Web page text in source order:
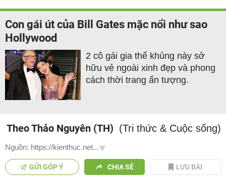
Con gái út của Bill Gates mặc nổi như sao
Hollywood
2 cô gái gia thế khủng này sở
hữu vẻ ngoài xinh đẹp và phong
cách thời trang ấn tượng.
Theo Thảo Nguyên (TH) (Tri thức & Cuộc sống)
Nguồn: https://kienthuc.net...
GỬI GÓP Ý CHIA SẺ LƯU BÀI